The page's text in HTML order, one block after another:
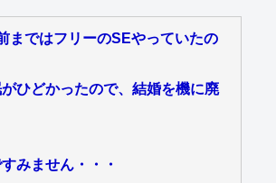
まではフリーのSEやっていたの
ひどかったので、結婚を機に廃
みません・・・